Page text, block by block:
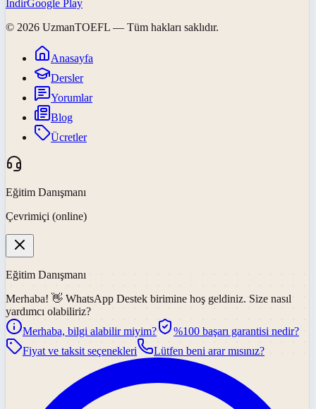
İndirGoogle Play
© 2026 UzmanTOEFL — Tüm hakları saklıdır.
Anasayfa
Dersler
Yorumlar
Blog
Ücretler
Eğitim Danışmanı
Çevrimiçi (online)
Eğitim Danışmanı
Merhaba! 👋 WhatsApp Destek birimine hoş geldiniz. Size nasıl
yardımcı olabiliriz?
Merhaba, bilgi alabilir miyim?
%100 başarı garantisi nedir?
Fiyat ve taksit seçenekleri
Lütfen beni arar mısınız?